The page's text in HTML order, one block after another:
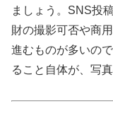
ましょう。SNS投
財の撮影可否や商
進むものが多いの
ること自体が、写